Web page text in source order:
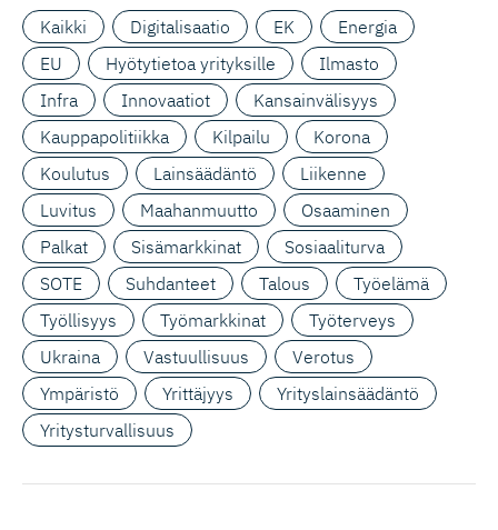
Kaikki Digitalisaatio EK
Energia
EU
Hyötytietoa yrityksille
Ilmasto
Infra
Innovaatiot
Kansainvälisyys
Kauppapolitiikka
Kilpailu
Korona
Koulutus
Lainsäädäntö
Liikenne
Luvitus
Maahanmuutto
Osaaminen
Palkat
Sisämarkkinat
Sosiaaliturva
SOTE
Suhdanteet Talous
Työelämä
Työllisyys
Työmarkkinat
Työterveys
Ukraina
Vastuullisuus
Verotus
Ympäristö
Yrittäjyys
Yrityslainsäädäntö
Yritysturvallisuus